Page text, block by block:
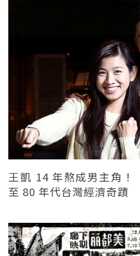
王凱 14 年熬成男主角！
至 80 年代台灣經濟奇蹟